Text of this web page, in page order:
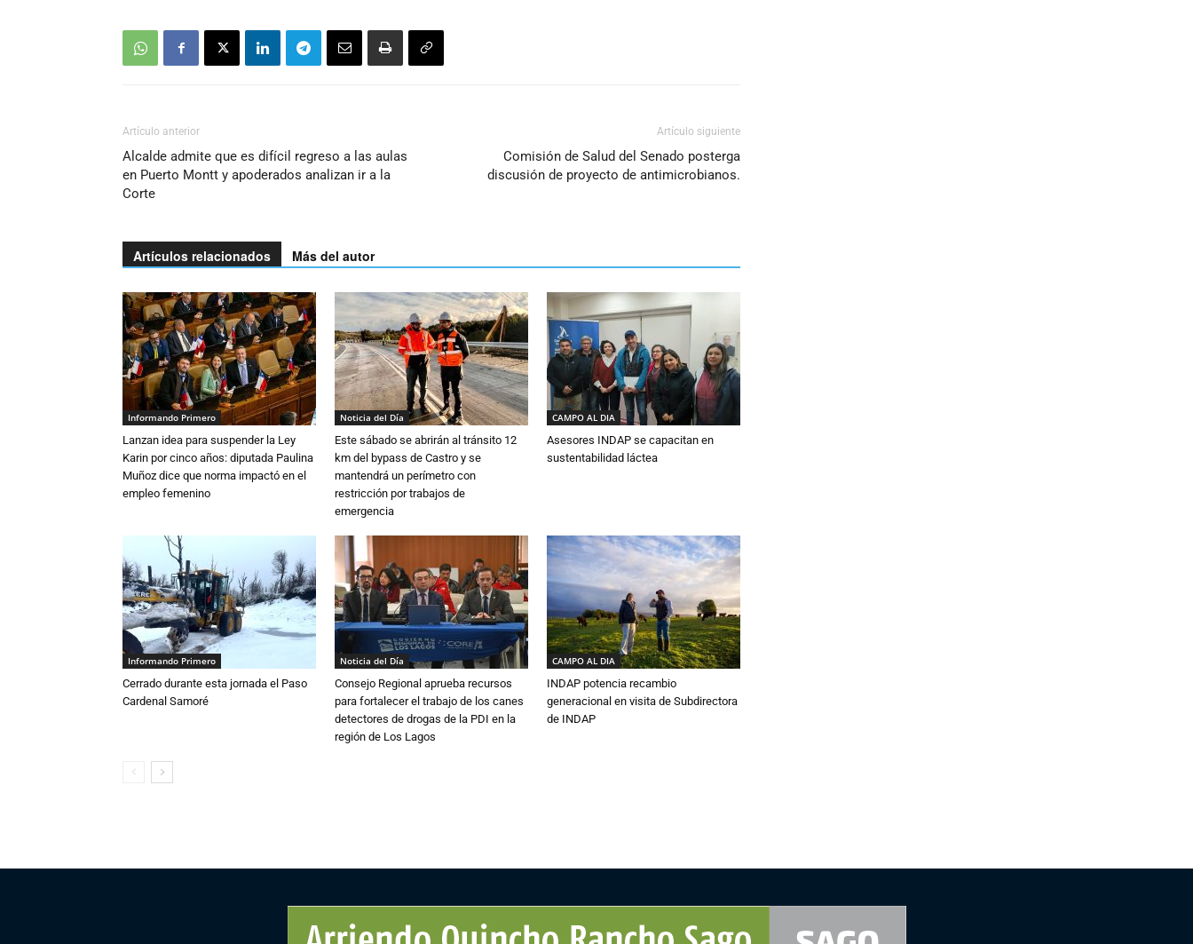
Artículo anterior
Alcalde admite que es difícil regreso a las aulas
en Puerto Montt y apoderados analizan ir a la
Corte
Artículo siguiente
Comisión de Salud del Senado posterga
discusión de proyecto de antimicrobianos.
Artículos relacionados Más del autor
Informando Primero
Lanzan idea para suspender la Ley
Karin por cinco años: diputada Paulina
Muñoz dice que norma impactó en el
empleo femenino
Noticia del Día
Este sábado se abrirán al tránsito 12
km del bypass de Castro y se
mantendrá un perímetro con
restricción por trabajos de
emergencia
CAMPO AL DIA
Asesores INDAP se capacitan en
sustentabilidad láctea
Informando Primero
Cerrado durante esta jornada el Paso
Cardenal Samoré
Noticia del Día
Consejo Regional aprueba recursos
para fortalecer el trabajo de los canes
detectores de drogas de la PDI en la
región de Los Lagos
CAMPO AL DIA
INDAP potencia recambio
generacional en visita de Subdirectora
de INDAP